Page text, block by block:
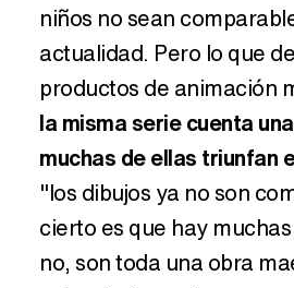
niños no sean
actualidad. Pero lo que
productos de animación
la misma serie cuenta
muchas de ellas triunfan
"los dibujos ya no son
cierto es que hay
no, son toda una obra